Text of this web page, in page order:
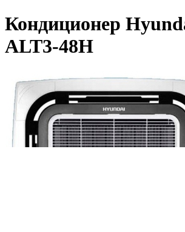
Кондиционер
ALT3-48H